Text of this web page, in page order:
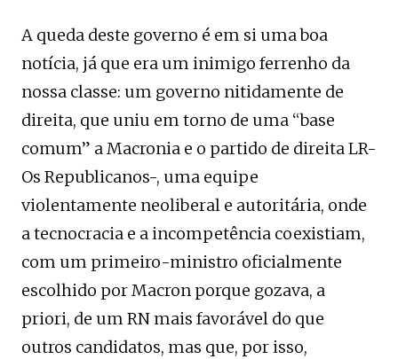
A queda deste governo é em si uma boa
notícia, já que era um inimigo ferrenho da
nossa classe: um governo nitidamente de
direita, que uniu em torno de uma “base
comum” a Macronia e o partido de direita LR-
Os Republicanos-, uma equipe
violentamente neoliberal e autoritária, onde
a tecnocracia e a incompetência coexistiam,
com um primeiro-ministro oficialmente
escolhido por Macron porque gozava, a
priori, de um RN mais favorável do que
outros candidatos, mas que, por isso,